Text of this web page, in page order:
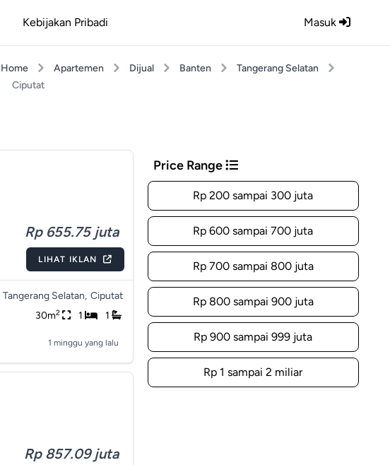
Masuk
Kebijakan Pribadi
Home Apartemen Dijual Banten
Tangerang Selatan
Ciputat
Rp 655.75 juta
LIHAT IKLAN
Tangerang Selatan, Ciputat
30m2 1 1
1 minggu yang lalu
Rp 857.09 juta
Price Range
Rp 200 sampai 300 juta
Rp 600 sampai 700 juta
Rp 700 sampai 800 juta
Rp 800 sampai 900 juta
Rp 900 sampai 999 juta
Rp 1 sampai 2 miliar